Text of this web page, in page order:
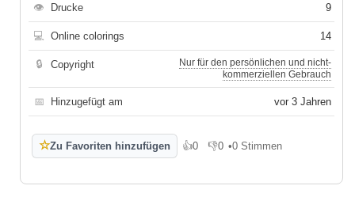
👁 Drucke 9
💻 Online colorings 14
🔒 Copyright
Nur für den persönlichen und nicht-
kommerziellen Gebrauch
📅 Hinzugefügt am vor 3 Jahren
☆Zu Favoriten hinzufügen 👍0
Gefällt mir
👎0
Gefällt mir nicht
•0 Stimmen